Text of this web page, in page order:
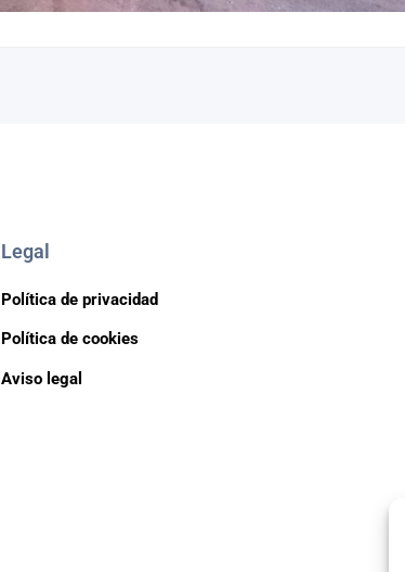
Legal
Política de privacidad
Política de cookies
Aviso legal